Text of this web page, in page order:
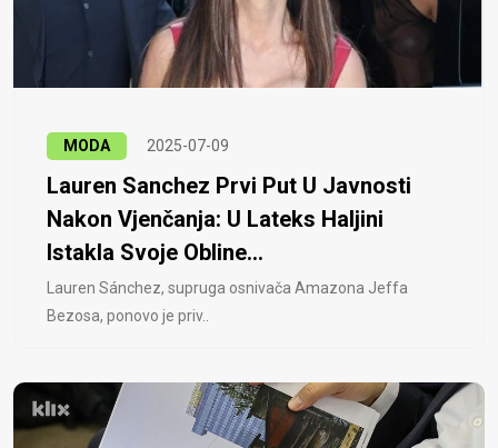
MODA 2025-07-09
Lauren Sanchez Prvi Put U Javnosti
Nakon Vjenčanja: U Lateks Haljini
Istakla Svoje Obline...
Lauren Sánchez, supruga osnivača Amazona Jeffa
Bezosa, ponovo je priv..